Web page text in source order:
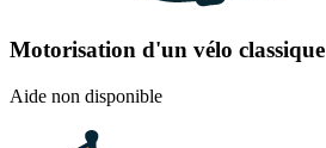
Motorisation d'un vélo classique
Aide non disponible